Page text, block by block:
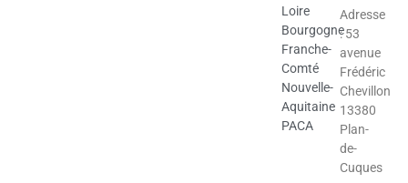
Loire
Bourgogne
Franche-
Comté
Nouvelle-
Aquitaine
PACA
Adresse
: 53
avenue
Frédéric
Chevillon
13380
Plan-
de-
Cuques